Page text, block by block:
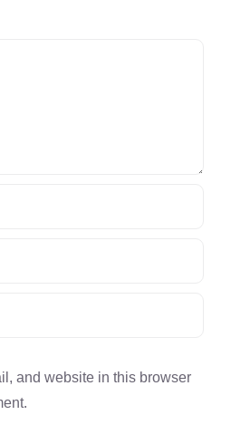
and website in this browser